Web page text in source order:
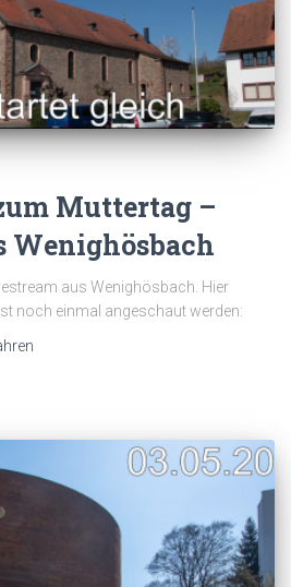
Muttertag –
Wenighösbach
aus Wenighösbach. Hier
noch einmal angeschaut werden: